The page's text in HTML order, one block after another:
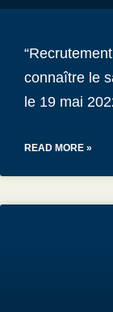
connaître le
le 19 mai
READ MORE »